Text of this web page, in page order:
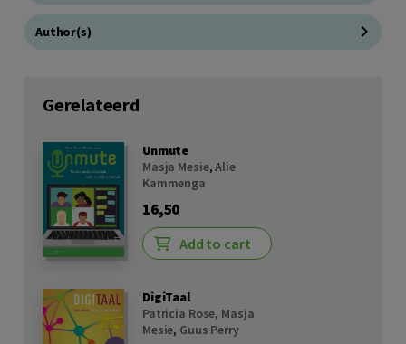
Author(s)
Gerelateerd
Unmute
Masja Mesie,Alie
Kammenga
16,50
Add to cart
DigiTaal
Patricia Rose, Masja
Mesie, Guus Perry